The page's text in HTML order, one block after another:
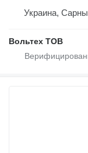
Украина, Сарны
Вольтех ТОВ